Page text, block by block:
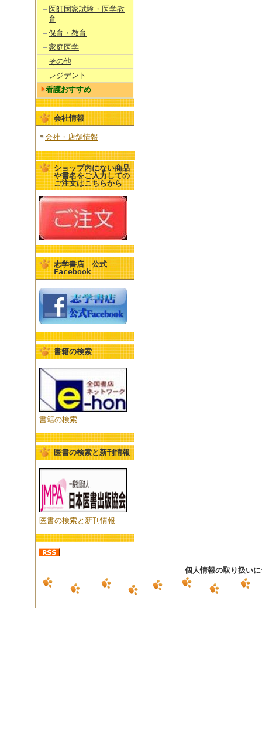
医師国家試験・医学教
育
保育・教育
家庭医学
その他
レジデント
看護おすすめ
会社情報
会社・店舗情報
ショップ内にない商品
や書名をご入力しての
ご注文はこちらから
志学書店 公式
Facebook
書籍の検索
書籍の検索
医書の検索と新刊情報
医書の検索と新刊情報
個人情報の取り扱い